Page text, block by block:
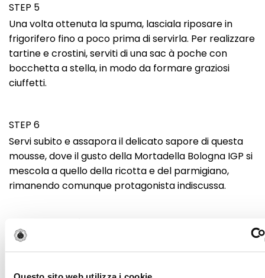
STEP 5
Una volta ottenuta la spuma, lasciala riposare in
frigorifero fino a poco prima di servirla. Per realizzare
tartine e crostini, serviti di una sac à poche con
bocchetta a stella, in modo da formare graziosi
ciuffetti.
STEP 6
Servi subito e assapora il delicato sapore di questa
mousse, dove il gusto della Mortadella Bologna IGP si
mescola a quello della ricotta e del parmigiano,
rimanendo comunque protagonista indiscussa.
Curiosità
Nonostante la sua semplicità e facilità di
vanta una storia antica profondamente legata alla